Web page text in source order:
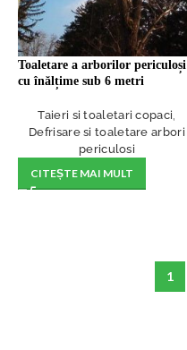
Toaletare a arborilor periculoși
cu înălțime sub 6 metri
Taieri si toaletari copaci,
Defrisare si toaletare arbori
periculosi
CITEȘTE MAI MULT
1